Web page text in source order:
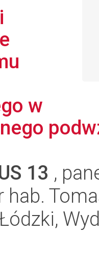
w
13 ,
hab.